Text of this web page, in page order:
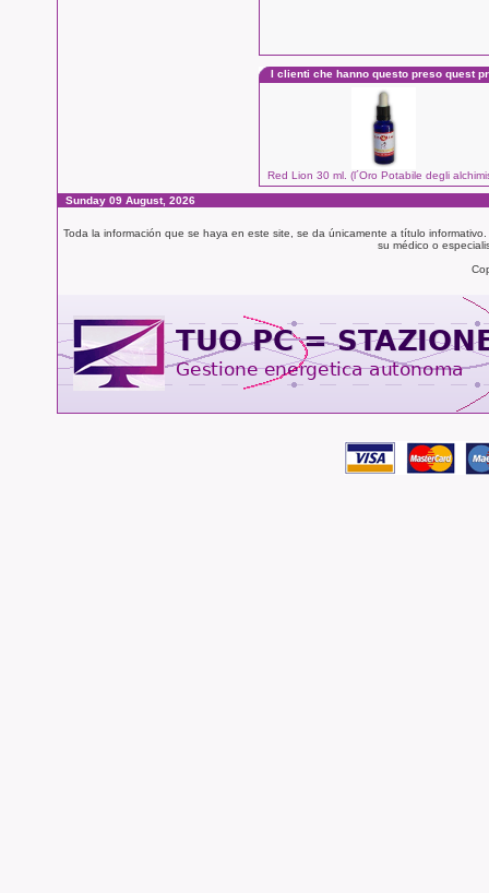
I clienti che hanno questo preso quest
Red Lion 30 ml. (l´Oro Potabile degli
Sunday 09 August, 2026
Toda la información que se haya en este site, se da únicamente a título
su médico o